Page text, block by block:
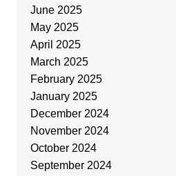
June 2025
May 2025
April 2025
March 2025
February 2025
January 2025
December 2024
November 2024
October 2024
September 2024